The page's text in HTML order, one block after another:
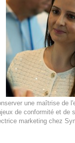
une maîtrise de
de conformité et de
marketing chez